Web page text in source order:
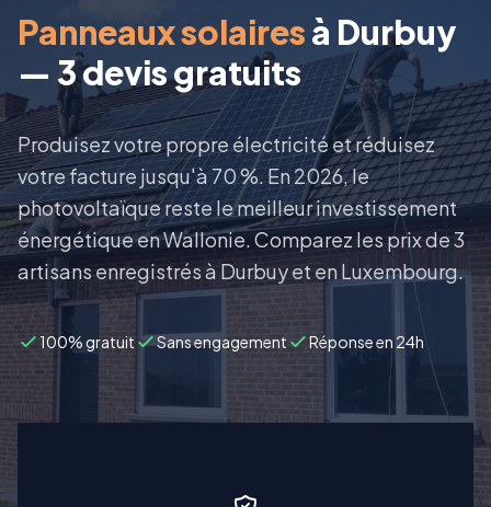
Panneaux solairesà Durbuy
— 3 devis gratuits
Produisez votre propre électricité et réduisez
votre facture jusqu'à 70 %. En 2026, le
photovoltaïque reste le meilleur investissement
énergétique en Wallonie. Comparez les prix de 3
artisans enregistrés à Durbuy et en Luxembourg.
100% gratuit Sans engagement Réponse en 24h